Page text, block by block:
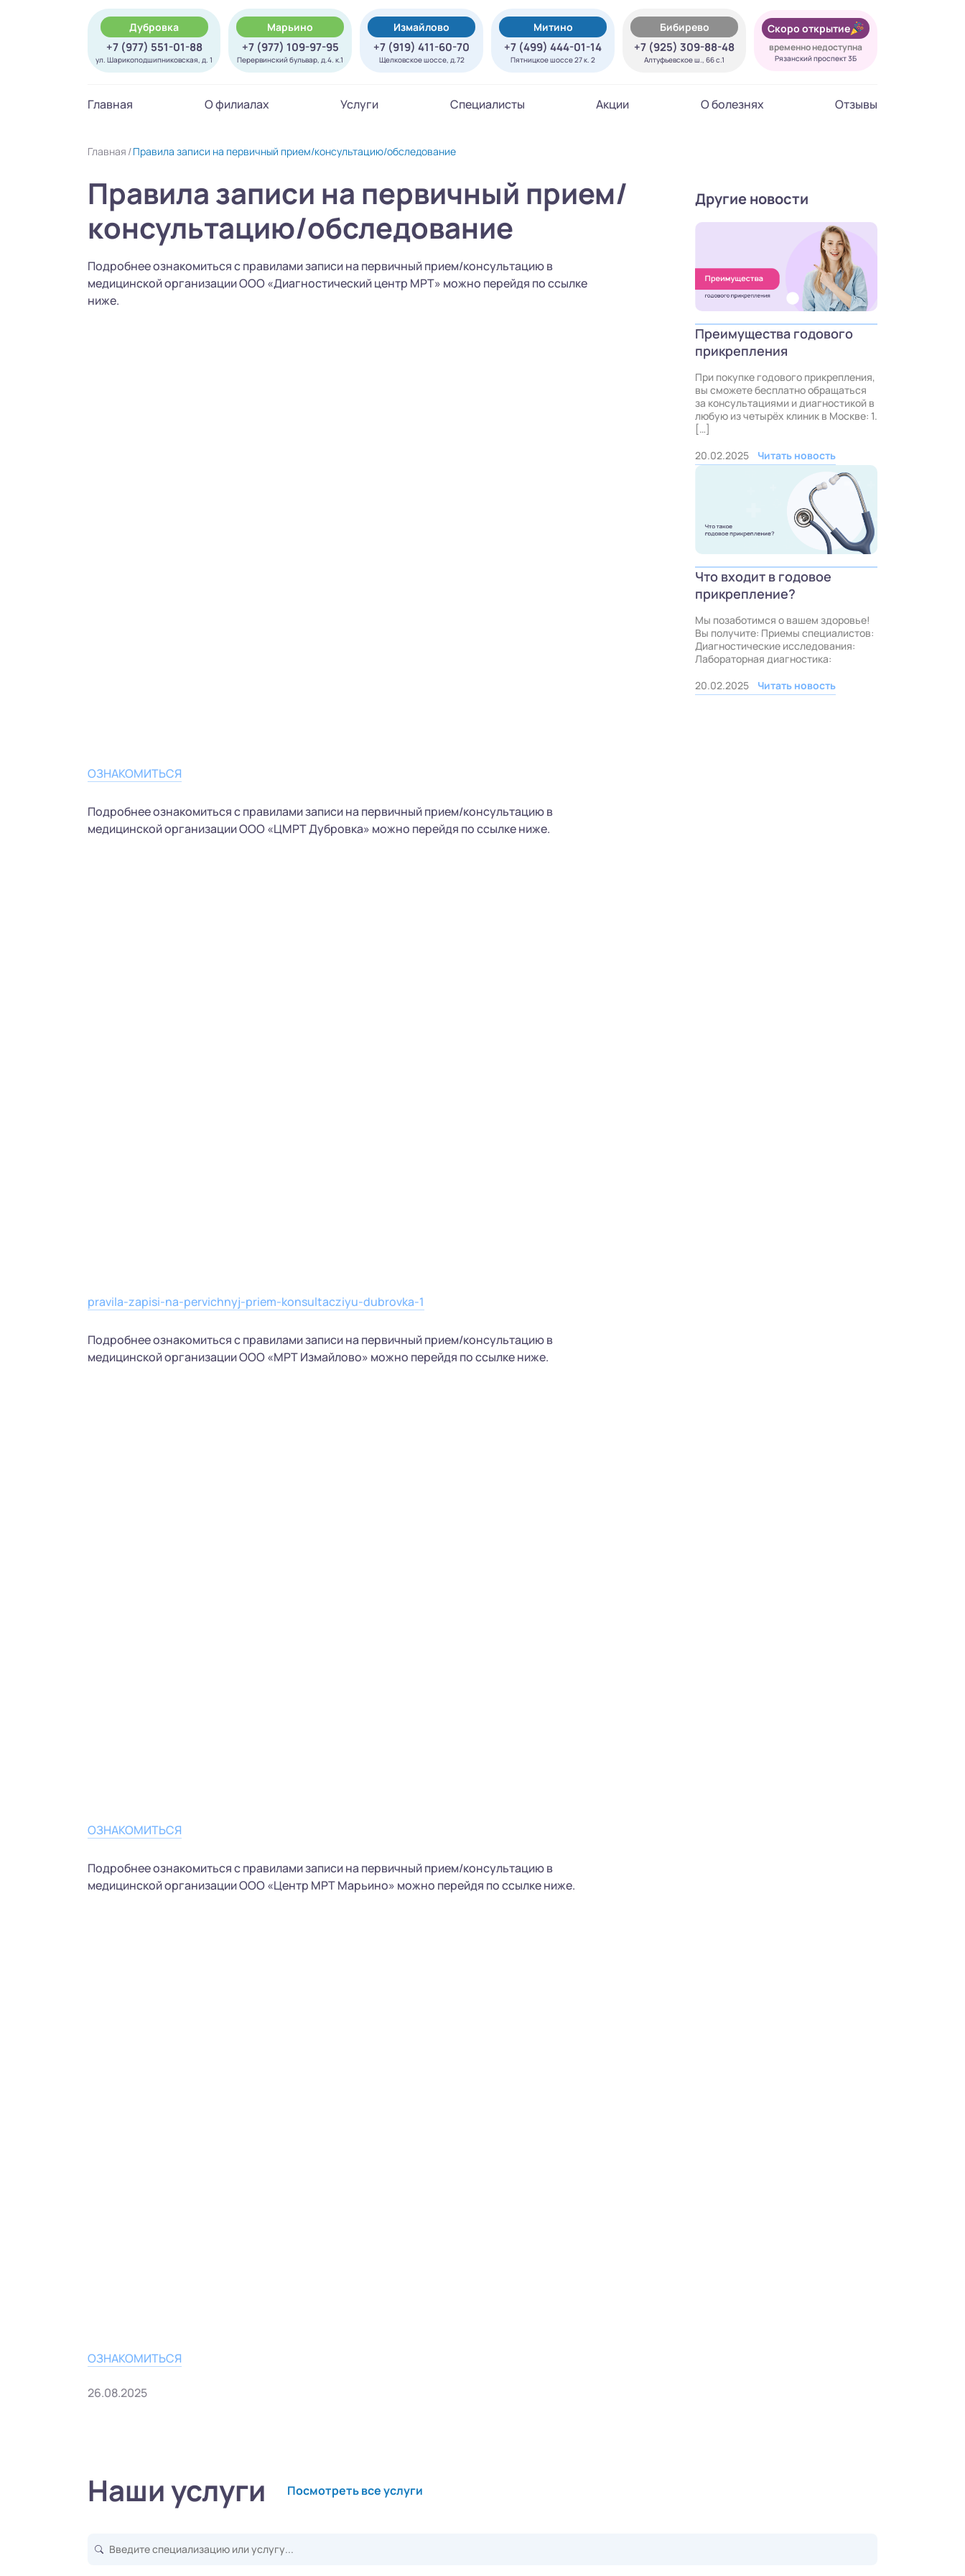
Дубровка
+7 (977) 551-01-88
ул. Шарикоподшипниковская, д. 1
Марьино
+7 (977) 109-97-95
Перервинский бульвар, д.4. к.1
Измайлово
+7 (919) 411-60-70
Щелковское шоссе, д.72
Митино
+7 (499) 444-01-14
Пятницкое шоссе 27 к. 2
Бибирево
+7 (925) 309-88-48
Алтуфьевское ш., 66 с.1
Скоро открытие
временно недоступна
Рязанский проспект 3Б
Главная О филиалах Услуги Специалисты Акции О болезнях Отзывы
Главная Правила записи на первичный прием/консультацию/обследование
Правила записи на первичный прием/
консультацию/обследование
Подробнее ознакомиться с правилами записи на первичный прием/консультацию в
медицинской организации ООО «Диагностический центр МРТ» можно перейдя по ссылке
ниже.
ОЗНАКОМИТЬСЯ
Подробнее ознакомиться с правилами записи на первичный прием/консультацию в
медицинской организации ООО «ЦМРТ Дубровка» можно перейдя по ссылке ниже.
pravila-zapisi-na-pervichnyj-priem-konsultacziyu-dubrovka-1
Подробнее ознакомиться с правилами записи на первичный прием/консультацию в
медицинской организации ООО «МРТ Измайлово» можно перейдя по ссылке ниже.
ОЗНАКОМИТЬСЯ
Подробнее ознакомиться с правилами записи на первичный прием/консультацию в
медицинской организации ООО «Центр МРТ Марьино» можно перейдя по ссылке ниже.
ОЗНАКОМИТЬСЯ
26.08.2025
Другие новости
Преимущества годового
прикрепления
При покупке годового прикрепления,
вы сможете бесплатно обращаться
за консультациями и диагностикой в
любую из четырёх клиник в Москве: 1.
[…]
20.02.2025
Читать новость
Что входит в годовое
прикрепление?
Мы позаботимся о вашем здоровье!
Вы получите: Приемы специалистов:
Диагностические исследования:
Лабораторная диагностика:
20.02.2025
Читать новость
Наши услуги Посмотреть все услуги